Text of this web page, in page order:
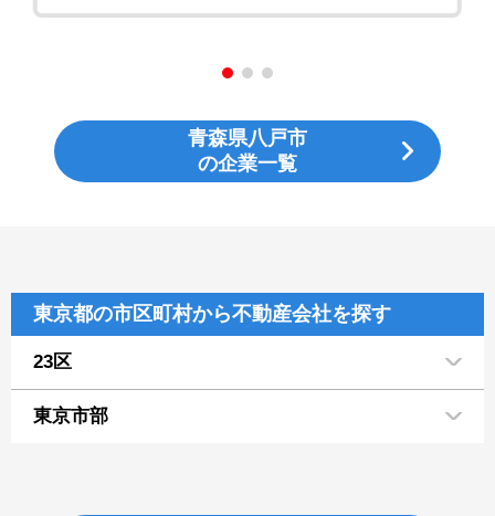
青森県八戸市
の企業一覧
東京都の市区町村から不動産会社を探す
23区
東京市部